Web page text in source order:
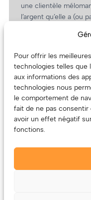
Pour offrir les
technologies telles que
aux informations des
technologies nous
le comportement de
fait de ne pas
avoir un effet négatif
fonctions.
une clientèle
l’argent qu’elle a (ou
revient.
(Oui, on va avoir des
artistes!)